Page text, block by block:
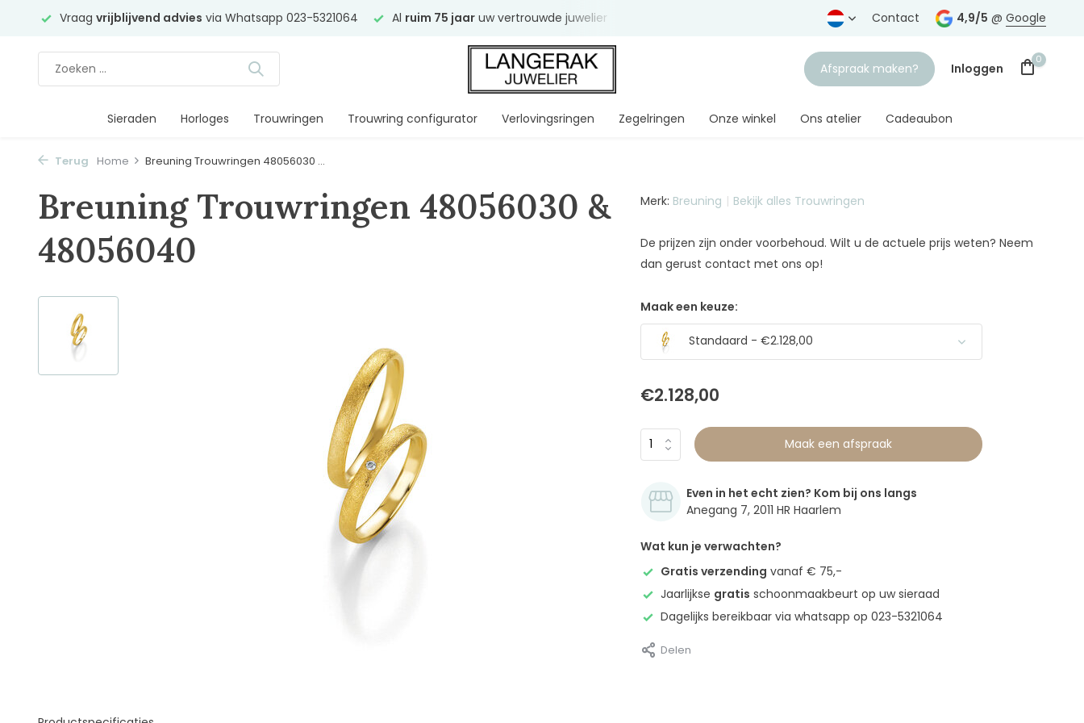
Vraag vrijblijvend advies via Whatsapp 023-5321064 Al ruim 75 jaar uw vertrouwde juwelier Contact 4,9/5 @ Google
Afspraak maken? Inloggen
0
Sieraden Horloges Trouwringen Trouwring configurator Verlovingsringen Zegelringen Onze winkel Ons atelier Cadeaubon
Terug Home Breuning Trouwringen 48056030 ...
Breuning Trouwringen 48056030 &
48056040
Merk: Breuning Bekijk alles Trouwringen
De prijzen zijn onder voorbehoud. Wilt u de actuele prijs weten? Neem
dan gerust contact met ons op!
Maak een keuze:
Standaard - €2.128,00
€2.128,00
Maak een afspraak
Even in het echt zien? Kom bij ons langs
Anegang 7, 2011 HR Haarlem
Wat kun je verwachten?
Gratis verzending vanaf € 75,-
Jaarlijkse gratis schoonmaakbeurt op uw sieraad
Dagelijks bereikbaar via whatsapp op 023-5321064
Delen